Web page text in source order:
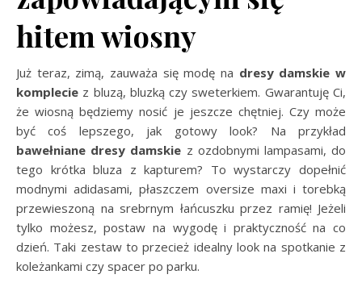
hitem wiosny
Już teraz, zimą, zauważa się modę na dresy damskie w
komplecie z bluzą, bluzką czy sweterkiem. Gwarantuję Ci,
że wiosną będziemy nosić je jeszcze chętniej. Czy może
być coś lepszego, jak gotowy look? Na przykład
bawełniane dresy damskie z ozdobnymi lampasami, do
tego krótka bluza z kapturem? To wystarczy dopełnić
modnymi adidasami, płaszczem oversize maxi i torebką
przewieszoną na srebrnym łańcuszku przez ramię! Jeżeli
tylko możesz, postaw na wygodę i praktyczność na co
dzień. Taki zestaw to przecież idealny look na spotkanie z
koleżankami czy spacer po parku.